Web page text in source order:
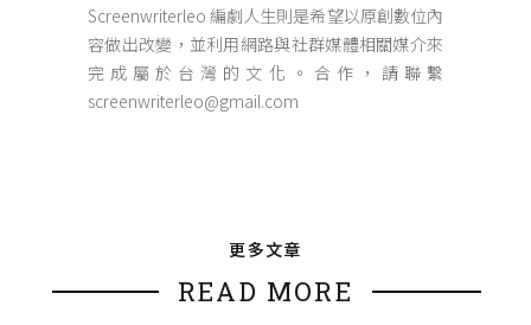
Screenwriterleo 編劇人生則是希望以原創數位內
容做出改變，並利用網路與社群媒體相關媒介來
完成屬於台灣的文化。合作，請聯繫
screenwriterleo@gmail.com
更多文章
READ MORE